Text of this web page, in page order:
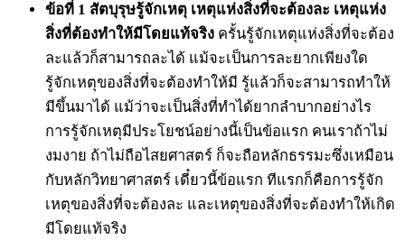
ข้อที่ 1 สัตบุรุษรู้จักเหตุ เหตุแห่งสิ่งที่จะต้องละ เหตุแห่ง
สิ่งที่ต้องทำให้มีโดยแท้จริง ครั้นรู้จักเหตุแห่งสิ่งที่จะต้อง
ละแล้วก็สามารถละได้ แม้จะเป็นการละยากเพียงใด
รู้จักเหตุของสิ่งที่จะต้องทำให้มี รู้แล้วก็จะสามารถทำให้
มีขึ้นมาได้ แม้ว่าจะเป็นสิ่งที่ทำได้ยากลำบากอย่างไร
การรู้จักเหตุมีประโยชน์อย่างนี้เป็นข้อแรก คนเราถ้าไม่
งมงาย ถ้าไม่ถือไสยศาสตร์ ก็จะถือหลักธรรมะซึ่งเหมือน
กับหลักวิทยาศาสตร์ เดี๋ยวนี้ข้อแรก ทีแรกก็คือการรู้จัก
เหตุของสิ่งที่จะต้องละ และเหตุของสิ่งที่จะต้องทำให้เกิด
มีโดยแท้จริง